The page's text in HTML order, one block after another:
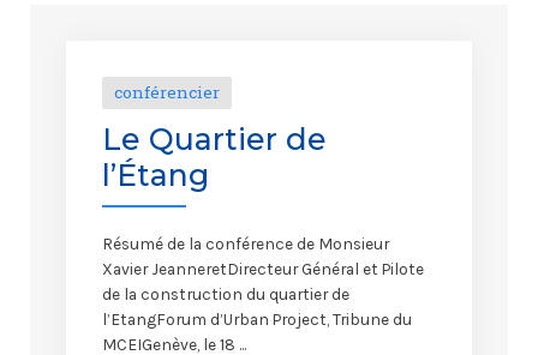
conférencier
Le Quartier de
l’Étang
Résumé de la conférence de Monsieur
Xavier JeanneretDirecteur Général et Pilote
de la construction du quartier de
l’EtangForum d’Urban Project, Tribune du
MCEIGenève, le 18 ...